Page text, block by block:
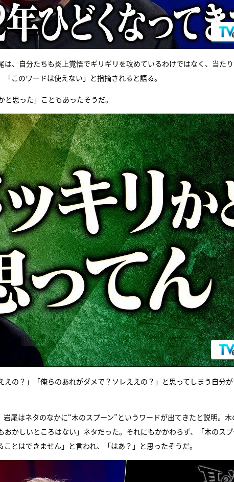
は、自分たちも炎上覚悟でギリギリを攻めているわけではなく、当た
このワードは使えない」と指摘されると語る。
思った」こともあったそうだ。
の？」「俺らのあれがダメで？ソレええの？」と思ってしまう自分
尾はネタのなかに“木のスプーン”というワードが出てきたと説明。木
かしいところはない」ネタだった。それにもかかわらず、「木のス
とはできません」と言われ、「はあ？」と思ったそうだ。